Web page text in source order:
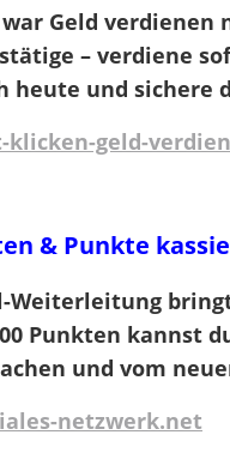
Geld verdienen
– verdiene
heute und sichere
geld-
& Punkte
Weiterleitung
Punkten kannst
und vom
netzwerk.net